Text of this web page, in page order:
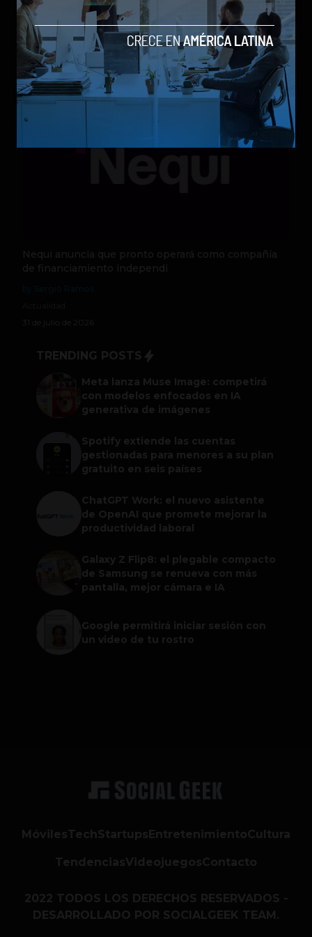
los modelos más poderosos
by Sergio Ramos
Actualidad
5 de agosto de 2026
Nequi anuncia que pronto operará como compañía
de financiamiento independi
31 de julio de 2026
TRENDING POSTS
Meta lanza Muse Image: competirá
con modelos enfocados en IA
generativa de imágenes
Spotify extiende las cuentas
gestionadas para menores a su plan
gratuito en seis países
ChatGPT Work: el nuevo asistente
de OpenAI que promete mejorar la
productividad laboral
Galaxy Z Flip8: el plegable compacto
de Samsung se renueva con más
pantalla, mejor cámara e IA
Google permitirá iniciar sesión con
un video de tu rostro